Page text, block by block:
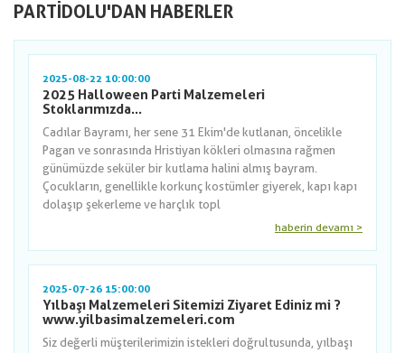
PARTIDOLU'DAN HABERLER
2025-08-22 10:00:00
2025 Halloween Parti Malzemeleri
Stoklarımızda...
Cadılar Bayramı, her sene 31 Ekim'de kutlanan, öncelikle
Pagan ve sonrasında Hristiyan kökleri olmasına rağmen
günümüzde seküler bir kutlama halini almış bayram.
Çocukların, genellikle korkunç kostümler giyerek, kapı kapı
dolaşıp şekerleme ve harçlık topl
haberin devamı >
2025-07-26 15:00:00
Yılbaşı Malzemeleri Sitemizi Ziyaret Ediniz mi ?
www.yilbasimalzemeleri.com
Siz değerli müşterilerimizin istekleri doğrultusunda, yılbaşı